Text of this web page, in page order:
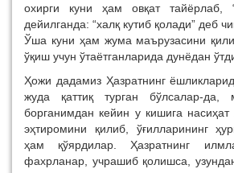
охирги куни ҳам овқат тайёрлаб,
дейилганда: “халқ кутиб қолади” деб
Ўша куни ҳам жума маърузасини
ўқиш учун ўтаётганларида дунёдан
Ҳожи дадамиз Ҳазратнинг
жуда қаттиқ турган бўлсалар-
борганимдан кейин у кишига
эҳтиромини қилиб, ўғилларининг
ҳам қўярдилар. Ҳазратнинг
фахрланар, учрашиб қолишса,